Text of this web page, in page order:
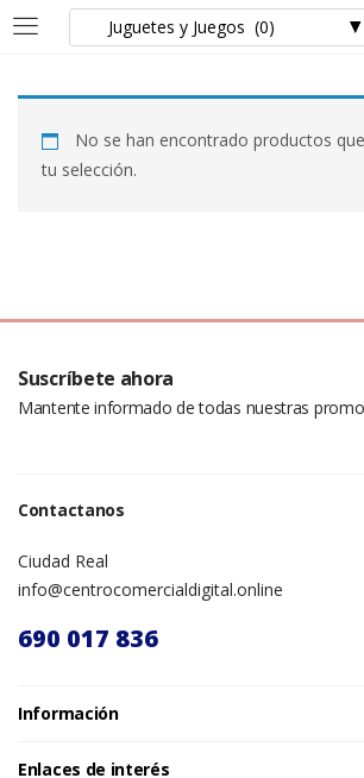
INICIAR SESIÓN
Ingrese su nombre de usuario y contraseña
¿Ha perdido la
No se han encontrado productos
tu selección.
Suscríbete ahora
Mantente informado de todas nuestras
Contactanos
Ciudad Real
info@centrocomercialdigital.online
690 017 836
Información
Enlaces de interés